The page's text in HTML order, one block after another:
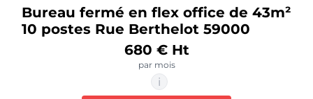
Bureau fermé en flex office de 43m²
10 postes Rue Berthelot 59000
680 € Ht
par mois
i